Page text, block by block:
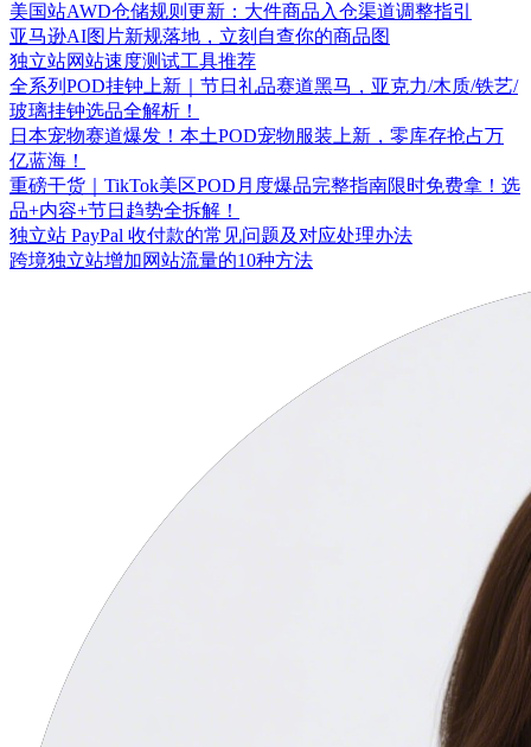
美国站AWD仓储规则更新：大件商品入仓渠道调整指引
亚马逊AI图片新规落地，立刻自查你的商品图
独立站网站速度测试工具推荐
全系列POD挂钟上新｜节日礼品赛道黑马，亚克力/木质/铁艺/
玻璃挂钟选品全解析！
日本宠物赛道爆发！本土POD宠物服装上新，零库存抢占万
亿蓝海！
重磅干货｜TikTok美区POD月度爆品完整指南限时免费拿！选
品+内容+节日趋势全拆解！
独立站 PayPal 收付款的常见问题及对应处理办法
跨境独立站增加网站流量的10种方法